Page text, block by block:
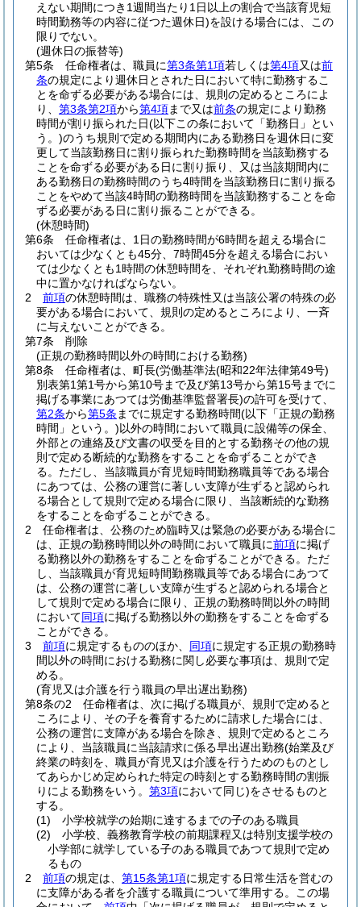
えない期間につき1週間当たり1日以上の割合で当該育児短
時間勤務等の内容に従つた週休日)を設ける場合には、この
限りでない。
(週休日の振替等)
第5条
任命権者は、職員に第3条第1項若しくは第4項又は前
条の規定により週休日とされた日において特に勤務するこ
とを命ずる必要がある場合には、規則の定めるところによ
り、 第3条第2項から第4項まで又は前条の規定により勤務
時間が割り振られた日(以下この条において「勤務日」とい
う。)のうち規則で定める期間内にある勤務日を週休日に変
更して当該勤務日に割り振られた勤務時間を当該勤務する
ことを命ずる必要がある日に割り振り、又は当該期間内に
ある勤務日の勤務時間のうち4時間を当該勤務日に割り振る
ことをやめて当該4時間の勤務時間を当該勤務することを命
ずる必要がある日に割り振ることができる。
(休憩時間)
第6条
任命権者は、1日の勤務時間が6時間を超える場合に
おいては少なくとも45分、7時間45分を超える場合におい
ては少なくとも1時間の休憩時間を、それぞれ勤務時間の途
中に置かなければならない。
2
前項の休憩時間は、職務の特殊性又は当該公署の特殊の必
要がある場合において、規則の定めるところにより、一斉
に与えないことができる。
第7条
削除
(正規の勤務時間以外の時間における勤務)
第8条
任命権者は、町長(労働基準法(昭和22年法律第49号)
別表第1第1号から第10号まで及び第13号から第15号までに
掲げる事業にあつては労働基準監督署長)の許可を受けて、
第2条から第5条 までに規定する勤務時間(以下「正規の勤務
時間」という。)以外の時間において職員に設備等の保全、
外部との連絡及び文書の収受を目的とする勤務その他の規
則で定める断続的な勤務をすることを命ずることができ
る。 ただし、当該職員が育児短時間勤務職員等である場合
にあつては、公務の運営に著しい支障が生ずると認められ
る場合として規則で定める場合に限り、当該断続的な勤務
をすることを命ずることができる。
2
任命権者は、公務のため臨時又は緊急の必要がある場合に
は、正規の勤務時間以外の時間において職員に前項に掲げ
る勤務以外の勤務をすることを命ずることができる。 ただ
し、当該職員が育児短時間勤務職員等である場合にあつて
は、公務の運営に著しい支障が生ずると認められる場合と
して規則で定める場合に限り、正規の勤務時間以外の時間
において同項に掲げる勤務以外の勤務をすることを命ずる
ことができる。
3
前項に規定するもののほか、 同項に規定する正規の勤務時
間以外の時間における勤務に関し必要な事項は、規則で定
める。
(育児又は介護を行う職員の早出遅出勤務)
第8条の2
任命権者は、次に掲げる職員が、規則で定めると
ころにより、その子を養育するために請求した場合には、
公務の運営に支障がある場合を除き、規則で定めるところ
により、当該職員に当該請求に係る早出遅出勤務(始業及び
終業の時刻を、職員が育児又は介護を行うためのものとし
てあらかじめ定められた特定の時刻とする勤務時間の割振
りによる勤務をいう。 第3項において同じ)をさせるものと
する。
(1)
小学校就学の始期に達するまでの子のある職員
(2)
小学校、義務教育学校の前期課程又は特別支援学校の
小学部に就学している子のある職員であつて規則で定め
るもの
2
前項の規定は、 第15条第1項に規定する日常生活を営むの
に支障がある者を介護する職員について準用する。
この場